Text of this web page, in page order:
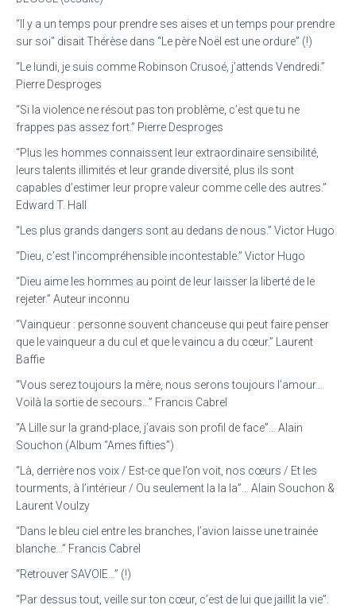
“Il y a un temps pour prendre ses aises et un temps pour prendre
sur soi” disait Thérèse dans “Le père Noël est une ordure” (!)
“Le lundi, je suis comme Robinson Crusoé, j’attends Vendredi.”
Pierre Desproges
“Si la violence ne résout pas ton problème, c’est que tu ne
frappes pas assez fort.” Pierre Desproges
“Plus les hommes connaissent leur extraordinaire sensibilité,
leurs talents illimités et leur grande diversité, plus ils sont
capables d’estimer leur propre valeur comme celle des autres.”
Edward T. Hall
“Les plus grands dangers sont au dedans de nous.” Victor Hugo
“Dieu, c’est l’incompréhensible incontestable.” Victor Hugo
“Dieu aime les hommes au point de leur laisser la liberté de le
rejeter.” Auteur inconnu
“Vainqueur : personne souvent chanceuse qui peut faire penser
que le vainqueur a du cul et que le vaincu a du cœur.” Laurent
Baffie
“Vous serez toujours la mère, nous serons toujours l’amour…
Voilà la sortie de secours…” Francis Cabrel
“A Lille sur la grand-place, j’avais son profil de face”… Alain
Souchon (Album “Ames fifties”)
“Là, derrière nos voix / Est-ce que l’on voit, nos cœurs / Et les
tourments, à l’intérieur / Ou seulement la la la”… Alain Souchon &
Laurent Voulzy
“Dans le bleu ciel entre les branches, l’avion laisse une trainée
blanche…” Francis Cabrel
“Retrouver SAVOIE…” (!)
“Par dessus tout, veille sur ton cœur, c’est de lui que jaillit la vie”.